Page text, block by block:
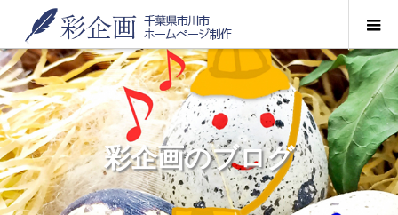
彩企画のブログ